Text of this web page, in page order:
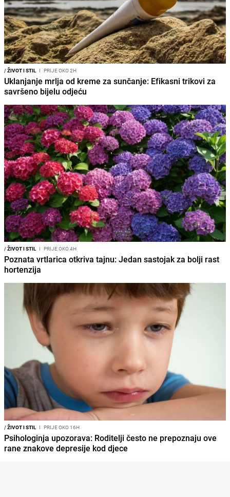
/ŽIVOT I STIL I PRIJE OKO 2H
Uklanjanje mrlja od kreme za sunčanje: Efikasni trikovi za
savršeno bijelu odjeću
/ŽIVOT I STIL I PRIJE OKO 4H
Poznata vrtlarica otkriva tajnu: Jedan sastojak za bolji rast
hortenzija
/ŽIVOT I STIL I PRIJE OKO 16H
Psihologinja upozorava: Roditelji često ne prepoznaju ove
rane znakove depresije kod djece